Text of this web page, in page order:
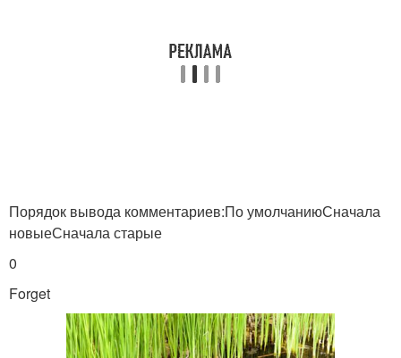
Порядок вывода комментариев:По умолчаниюСначала
новыеСначала старые
0
Forget